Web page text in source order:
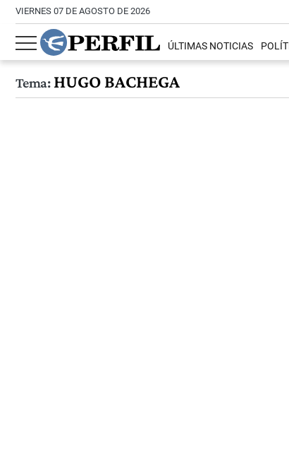
VIERNES 07 DE AGOSTO DE 2026
ÚLTIMAS NOTICIAS
Tema:HUGO BACHEGA